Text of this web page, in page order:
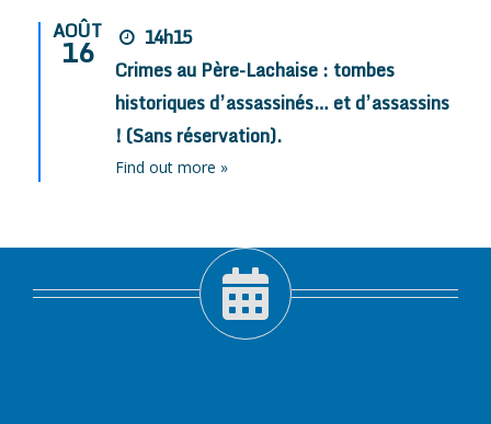
AOÛT
16
14h15
Crimes au Père-Lachaise : tombes
historiques d’assassinés… et d’assassins
! (Sans réservation).
Find out more »